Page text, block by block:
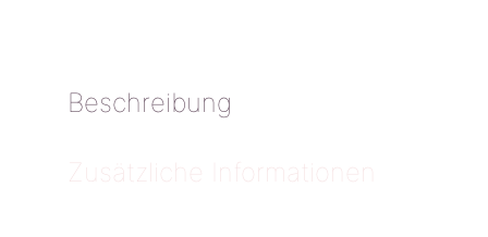
Beschreibung
Zusätzliche Informationen